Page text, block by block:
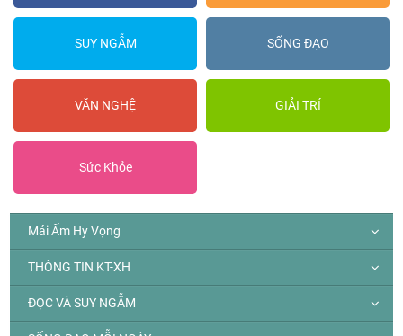
SUY NGẪM SỐNG ĐẠO
VĂN NGHỆ GIẢI TRÍ
Sức Khỏe
Mái Ấm Hy Vọng
THÔNG TIN KT-XH
ĐỌC VÀ SUY NGẪM